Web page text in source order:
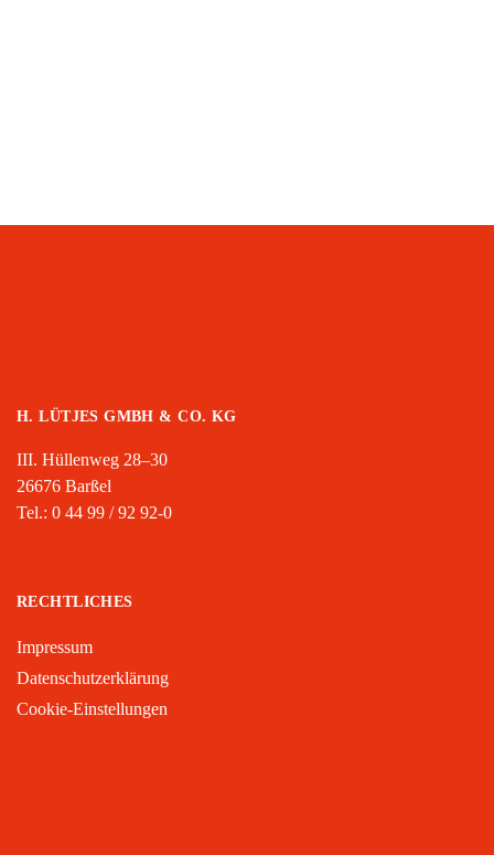
H. LÜTJES GMBH & CO. KG
III. Hüllenweg 28–30
26676 Barßel
Tel.: 0 44 99 / 92 92-0
RECHTLICHES
Impressum
Datenschutzerklärung
Cookie-Einstellungen